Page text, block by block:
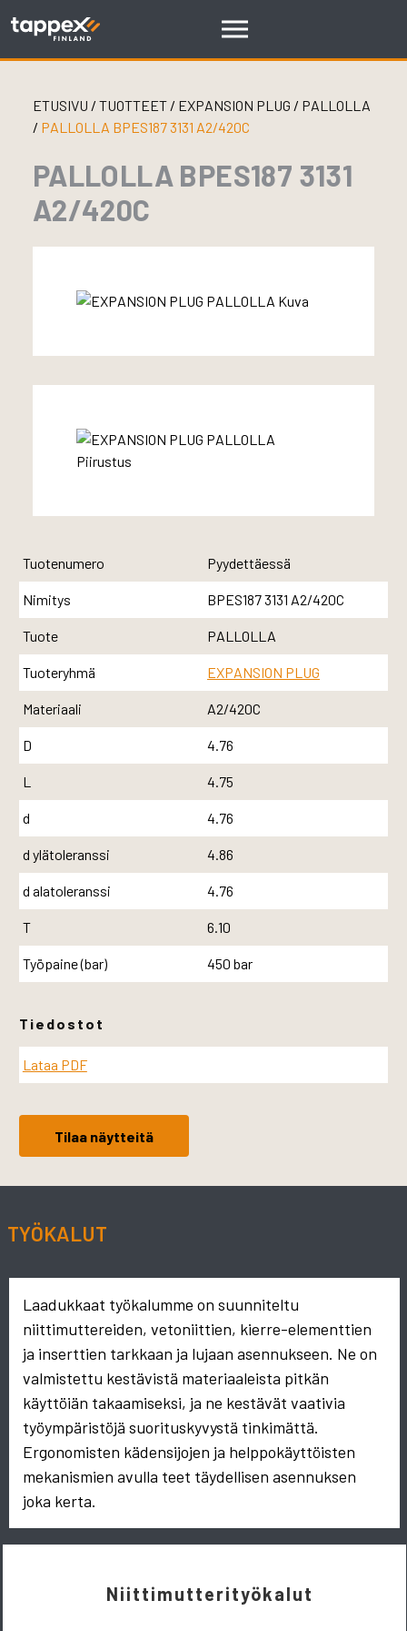
ETUSIVU / TUOTTEET/ EXPANSION PLUG / PALLOLLA
/ PALLOLLA BPES187 3131 A2/420C
PALLOLLA BPES187 3131
A2/420C
Tuotenumero Pyydettäessä
Nimitys BPES187 3131 A2/420C
Tuote PALLOLLA
Tuoteryhmä EXPANSION PLUG
Materiaali A2/420C
D 4.76
L 4.75
d 4.76
d ylätoleranssi 4.86
d alatoleranssi 4.76
T 6.10
Työpaine (bar) 450 bar
Tiedostot
Lataa PDF
Tilaa näytteitä
TYÖKALUT
Laadukkaat työkalumme on suunniteltu
niittimuttereiden, vetoniittien, kierre-elementtien
ja inserttien tarkkaan ja lujaan asennukseen. Ne on
valmistettu kestävistä materiaaleista pitkän
käyttöiän takaamiseksi, ja ne kestävät vaativia
työympäristöjä suorituskyvystä tinkimättä.
Ergonomisten kädensijojen ja helppokäyttöisten
mekanismien avulla teet täydellisen asennuksen
joka kerta.
Niittimutterityökalut